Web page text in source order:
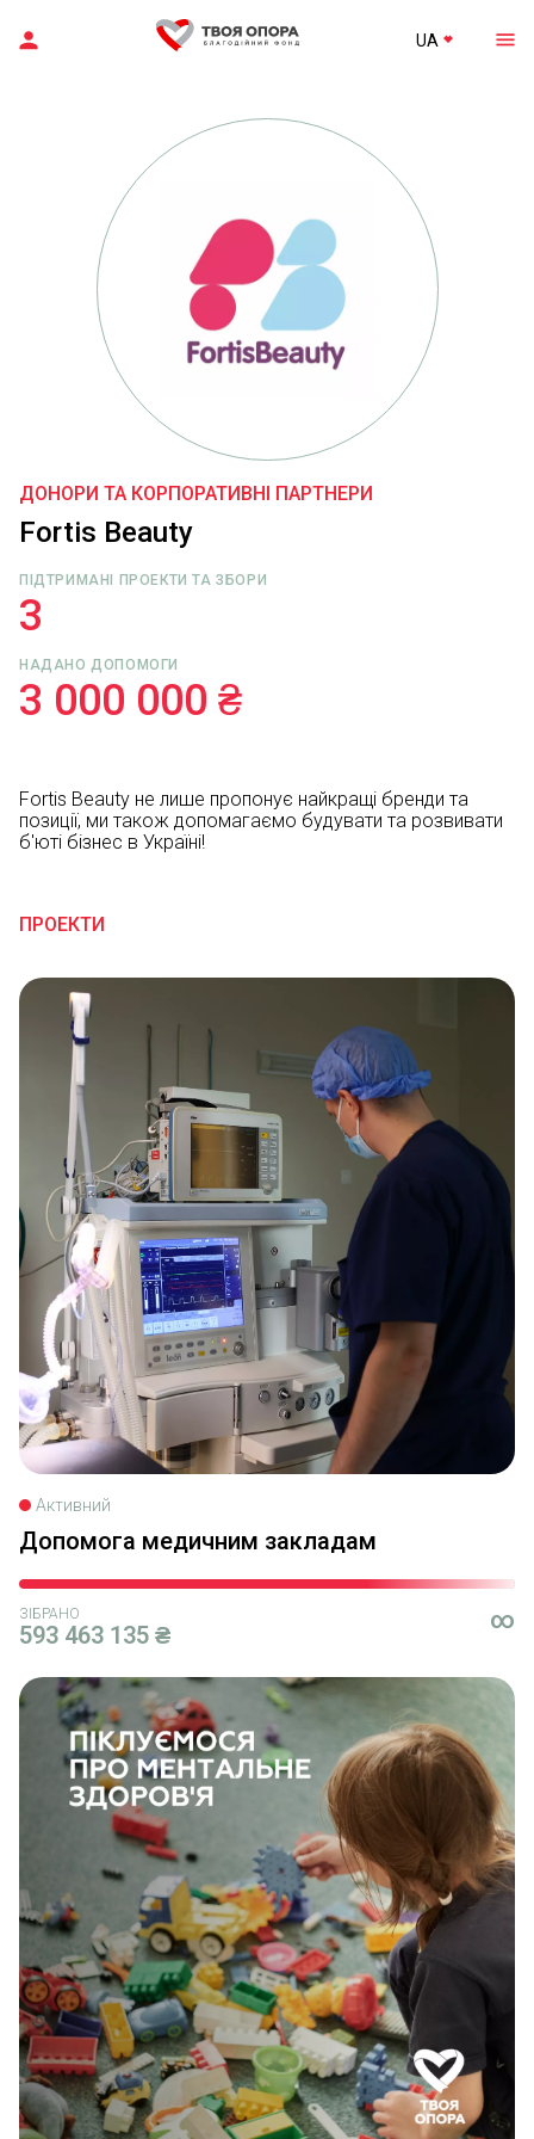
UA
ДОНОРИ ТА КОРПОРАТИВНІ ПАРТНЕРИ
Fortis Beauty
ПІДТРИМАНІ ПРОЕКТИ ТА ЗБОРИ
3
НАДАНО ДОПОМОГИ
3 000 000 ₴
Fortis Beauty не лише пропонує найкращі бренди та
позиції, ми також допомагаємо будувати та розвивати
б'юті бізнес в Україні!
ПРОЕКТИ
Активний
Допомога медичним закладам
ЗІБРАНО
593 463 135 ₴
∞